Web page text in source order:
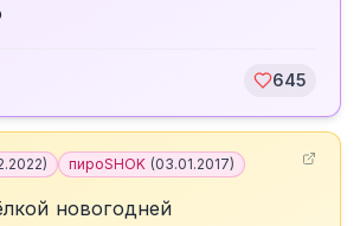
645
) пироSHOK (03.01.2017)
новогодней